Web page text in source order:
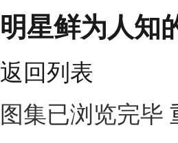
明星鲜为人知
返回列表
图集已浏览完毕